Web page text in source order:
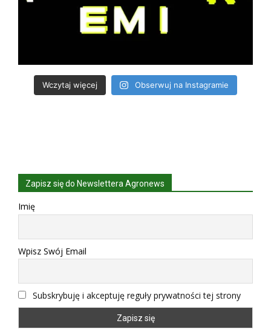
Wczytaj więcej Obserwuj na Instagramie
Zapisz się do Newslettera Agronews
Imię
Wpisz Swój Email
Subskrybuję i akceptuję reguły prywatności tej strony